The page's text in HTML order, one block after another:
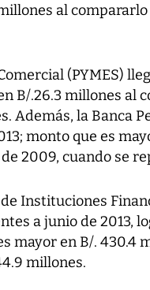
al
(PYMES)
B/.26.3 millones al
Además, la Banca
monto que es
2009, cuando se
Instituciones
a junio de 2013,
mayor en B/. 430.4
millones.